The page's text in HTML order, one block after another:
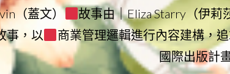
（蓋文）
故事由｜Eliza Starry（伊莉
事，以
商業管理邏輯進行內容建構，
國際出版計